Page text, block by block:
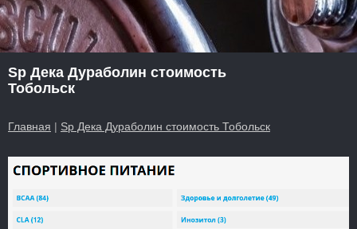
Sp Дека Дураболин стоимость
Тобольск
Главная | Sp Дека Дураболин стоимость Тобольск